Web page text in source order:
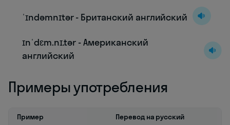
ˈɪndəmnɪtər - Британский английский
ɪnˈdɛm.nɪ.tər - Американский
английский
Примеры употребления
Пример
Перевод на русский